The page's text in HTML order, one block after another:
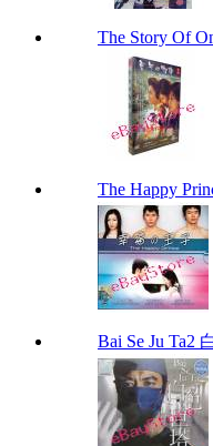
The Story Of
The Happy
Bai Se Ju Ta2